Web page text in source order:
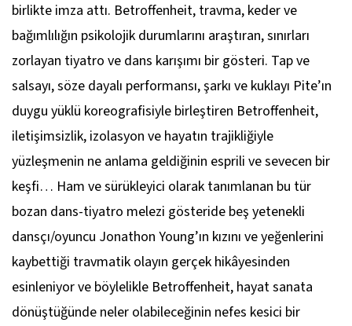
birlikte imza attı. Betroffenheit, travma, keder ve
bağımlılığın psikolojik durumlarını araştıran, sınırları
zorlayan tiyatro ve dans karışımı bir gösteri. Tap ve
salsayı, söze dayalı performansı, şarkı ve kuklayı Pite’ın
duygu yüklü koreografisiyle birleştiren Betroffenheit,
iletişimsizlik, izolasyon ve hayatın trajikliğiyle
yüzleşmenin ne anlama geldiğinin esprili ve sevecen bir
keşfi… Ham ve sürükleyici olarak tanımlanan bu tür
bozan dans-tiyatro melezi gösteride beş yetenekli
dansçı/oyuncu Jonathon Young’ın kızını ve yeğenlerini
kaybettiği travmatik olayın gerçek hikâyesinden
esinleniyor ve böylelikle Betroffenheit, hayat sanata
dönüştüğünde neler olabileceğinin nefes kesici bir